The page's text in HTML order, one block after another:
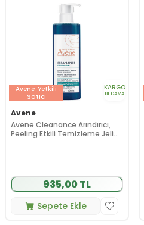
Avene Yetkili
Satıcı
KARGO
BEDAVA
Avene
Avene Cleanance Arındırıcı,
Peeling Etkili Temizleme Jeli
935,00 TL
Sepete Ekle